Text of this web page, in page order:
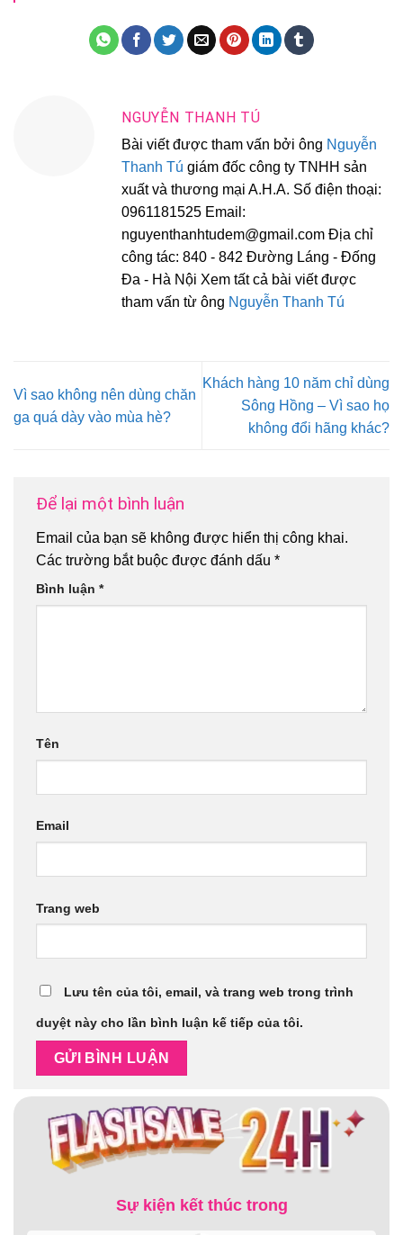
NGUYỄN THANH TÚ
Bài viết được tham vấn bởi ông Nguyễn
Thanh Tú giám đốc công ty TNHH sản
xuất và thương mại A.H.A. Số điện thoại:
0961181525 Email:
nguyenthanhtudem@gmail.com Địa chỉ
công tác: 840 - 842 Đường Láng - Đống
Đa - Hà Nội Xem tất cả bài viết được
tham vấn từ ông Nguyễn Thanh Tú
Vì sao không nên dùng chăn
ga quá dày vào mùa hè?
Khách hàng 10 năm chỉ dùng
Sông Hồng – Vì sao họ
không đổi hãng khác?
Để lại một bình luận
Email của bạn sẽ không được hiển thị công khai.
Các trường bắt buộc được đánh dấu *
Bình luận *
Tên
Email
Trang web
Lưu tên của tôi, email, và trang web trong trình
duyệt này cho lần bình luận kế tiếp của tôi.
Sự kiện kết thúc trong